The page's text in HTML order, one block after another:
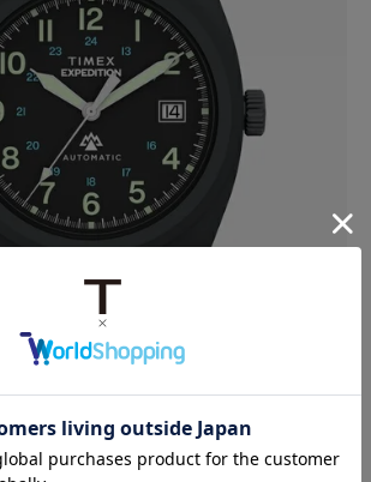
ョン キャップストーン オートマチ